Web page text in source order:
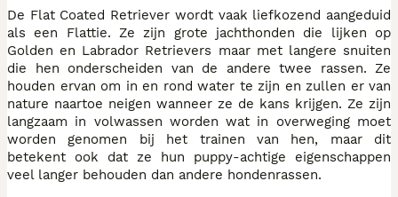
De Flat Coated Retriever wordt vaak liefkozend aangeduid
als een Flattie. Ze zijn grote jachthonden die lijken op
Golden en Labrador Retrievers maar met langere snuiten
die hen onderscheiden van de andere twee rassen. Ze
houden ervan om in en rond water te zijn en zullen er van
nature naartoe neigen wanneer ze de kans krijgen. Ze zijn
langzaam in volwassen worden wat in overweging moet
worden genomen bij het trainen van hen, maar dit
betekent ook dat ze hun puppy-achtige eigenschappen
veel langer behouden dan andere hondenrassen.